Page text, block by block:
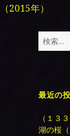
（2015年）
検
索:
最近の
（１３
湖の桜（